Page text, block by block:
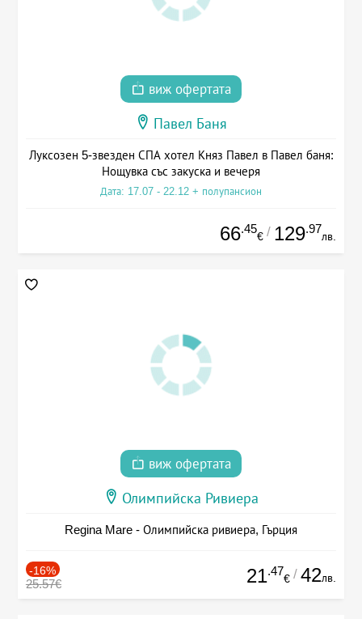
виж офертата
Павел Баня
Луксозен 5-звезден СПА хотел Княз Павел в Павел баня:
Нощувка със закуска и вечеря
Дата: 17.07 - 22.12 + полупансион
66.45
€ / 129.97
лв.
виж офертата
Олимпийска Ривиера
Regina Mare - Олимпийска ривиера, Гърция
-16%
25.57€ 21.47
€ / 42лв.